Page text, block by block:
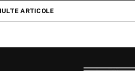
ARTICOLE